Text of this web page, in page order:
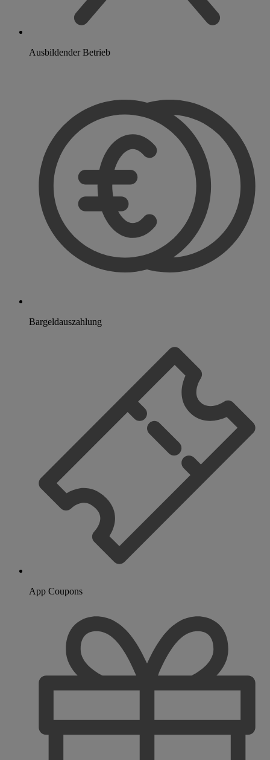
Ausbildender Betrieb
Bargeldauszahlung
App Coupons